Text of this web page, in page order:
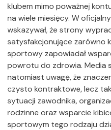
klubem mimo poważnej
na wiele miesięcy. W
wskazywał, że strony
satysfakcjonujące zarówno
sportowy zapowiadał
powrotu do zdrowia. Media
natomiast uwagę, że
czysto kontraktowe, lecz
sytuacji zawodnika,
rodzinne oraz wsparcie
sportowym tego rodzaju